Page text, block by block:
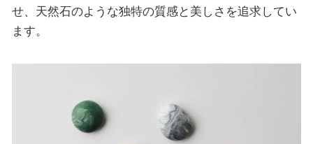
せ、天然石のような独特の質感と美しさを追求してい
ます。